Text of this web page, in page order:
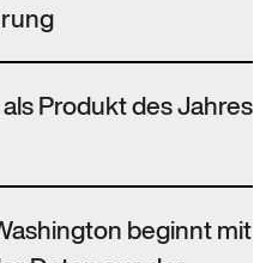
Produkt des Jahres
beginnt mit